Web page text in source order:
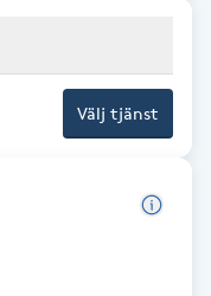
Välj tjänst